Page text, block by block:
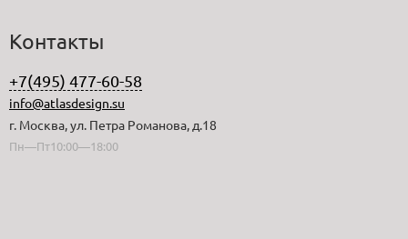
Контакты
+7(495) 477-60-58
info@atlasdesign.su
г. Москва, ул. Петра Романова, д.18
Пн—Пт10:00—18:00